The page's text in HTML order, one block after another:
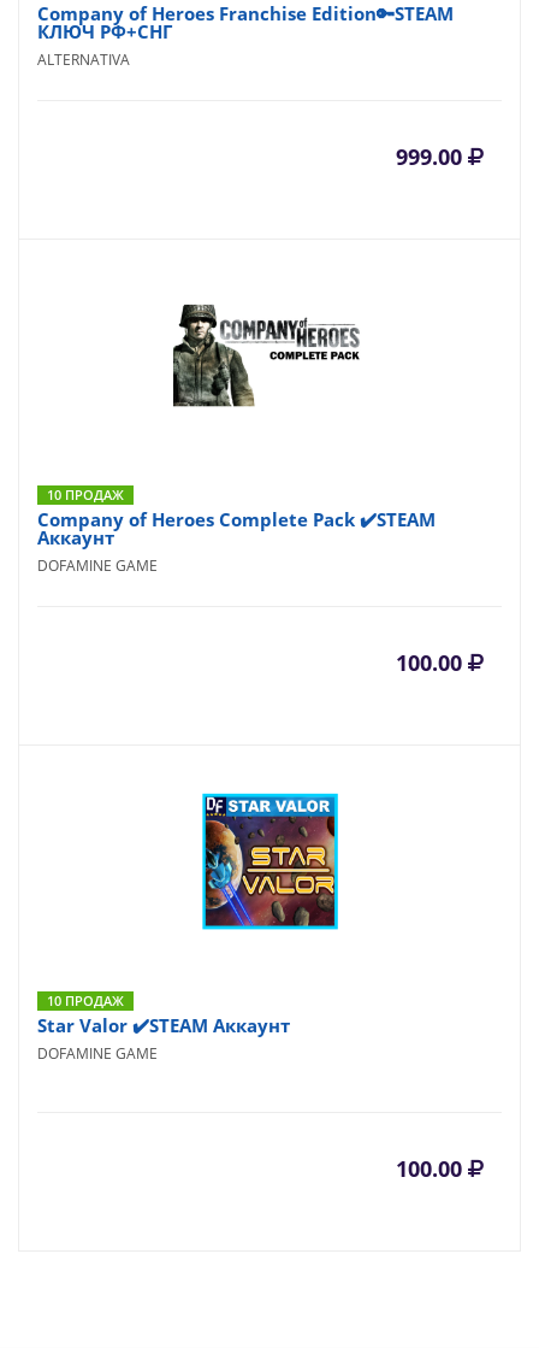
Company of Heroes Franchise Edition🔑STEAM
КЛЮЧ РФ+СНГ
ALTERNATIVA
999.00
10 ПРОДАЖ
Company of Heroes Complete Pack ✔️STEAM
Аккаунт
DOFAMINE GAME
100.00
10 ПРОДАЖ
Star Valor ✔️STEAM Аккаунт
DOFAMINE GAME
100.00